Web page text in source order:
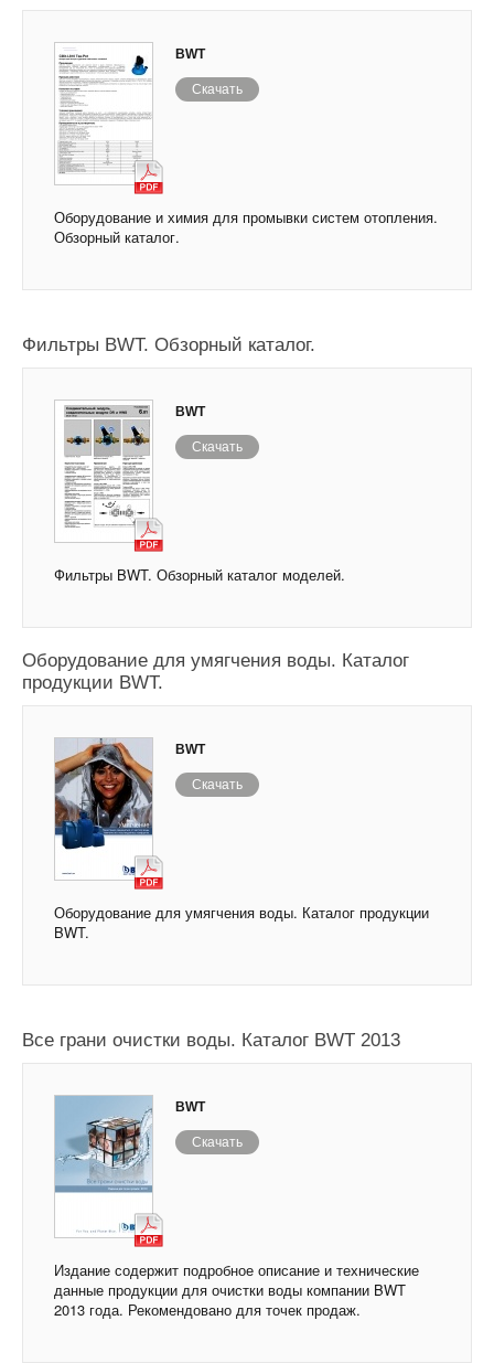
BWT
Скачать
Оборудование и химия для промывки систем отопления.
Обзорный каталог.
Фильтры BWT. Обзорный каталог.
BWT
Скачать
Фильтры BWT. Обзорный каталог моделей.
Оборудование для умягчения воды. Каталог
продукции BWT.
BWT
Скачать
Оборудование для умягчения воды. Каталог продукции
BWT.
Все грани очистки воды. Каталог BWT 2013
BWT
Скачать
Издание содержит подробное описание и технические
данные продукции для очистки воды компании BWT
2013 года. Рекомендовано для точек продаж.